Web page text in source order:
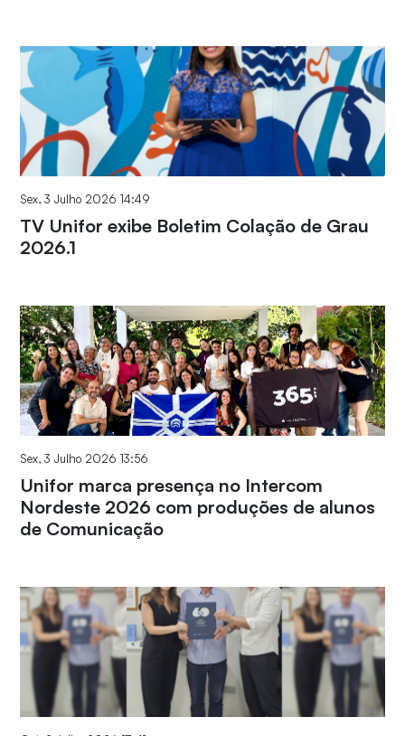
Sex, 3 Julho 2026 14:49
TV Unifor exibe Boletim Colação de Grau
2026.1
Sex, 3 Julho 2026 13:56
Unifor marca presença no Intercom
Nordeste 2026 com produções de alunos
de Comunicação